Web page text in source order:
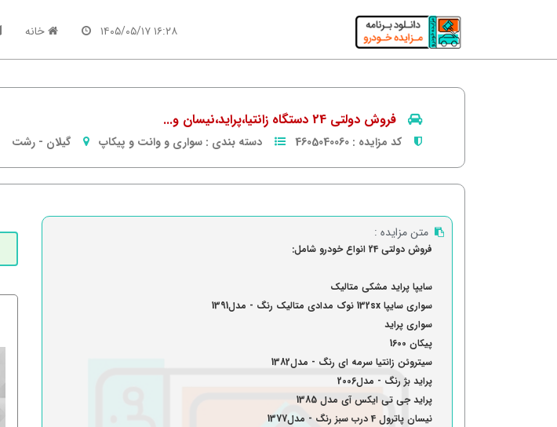
۱۶:۲۸ ۱۴۰۵/۰۵/۱۷ خانه
فروش دولتی 24 دستگاه زانتیا،پراید،نیسان و...
کد مزایده : 4605040060 دسته بندی : سواری و وانت و پیکاپ گیلان - رشت
متن مزایده :
فروش دولتی 24 انواع خودرو شامل:
سایپا پراید مشکی متالیک
سواری سایپا 132sx نوک مدادی متالیک رنگ - مدل1391
سواری پراید
پیکان 1600
سیتروئن زانتیا سرمه ای رنگ - مدل1382
پراید بژ رنگ - مدل2006
پراید جی تی ایکس آی مدل 1385
نیسان پاترول 4 درب سبز رنگ - مدل1377